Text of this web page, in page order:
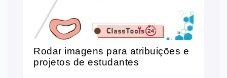
Rodar imagens para atribuições e
projetos de estudantes